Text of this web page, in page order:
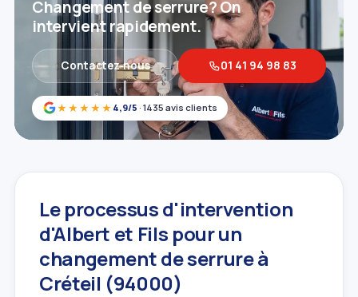
★★★★★ 4,9/5 · 1435 avis clients
Changement de serrure? On
intervient rapidement.
Contactez‑nous 01 41 94 98 83
Le processus d'intervention
d'Albert et Fils pour un
changement de serrure à
Créteil (94000)